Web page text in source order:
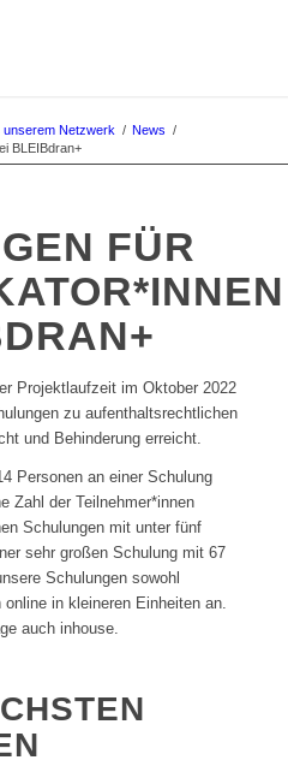
unserem Netzwerk / News /
BLEIBdran+
FÜR
Projektlaufzeit im Oktober 2022
zu aufenthaltsrechtlichen
und Behinderung erreicht.
Personen an einer Schulung
Zahl der Teilnehmer*innen
Schulungen mit unter fünf
sehr großen Schulung mit 67
Schulungen sowohl
in kleineren Einheiten an.
auch inhouse.